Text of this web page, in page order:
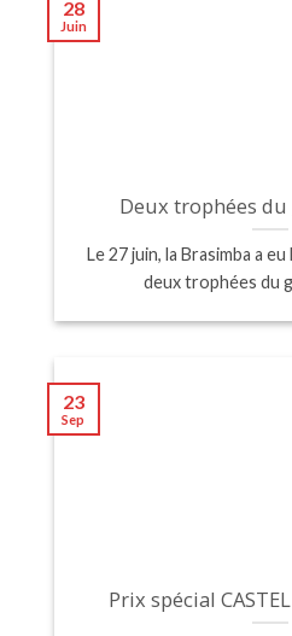
Deux trophées
Le 27 juin, la Brasimba a
deux trophées du
28
Juin
Prix spécial
23
Sep